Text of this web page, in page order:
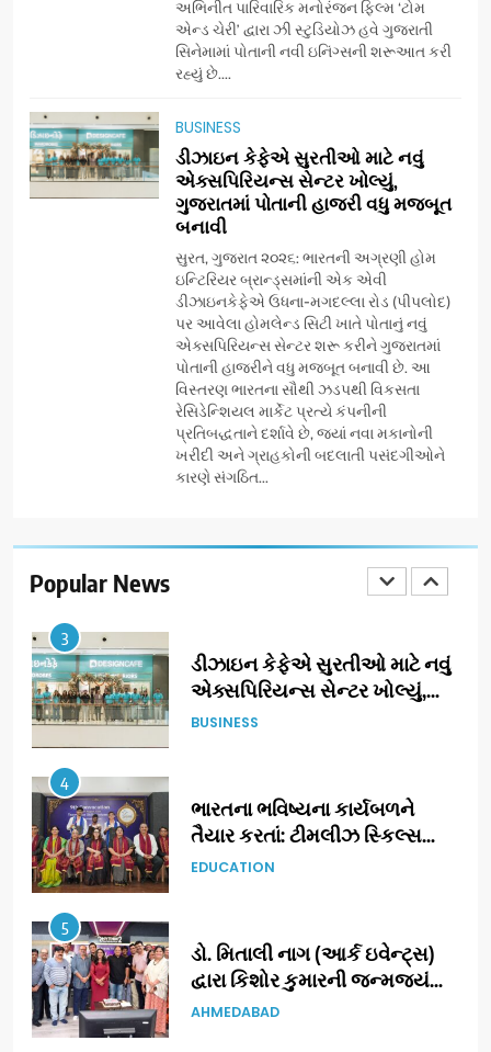
અભિનીત પારિવારિક મનોરંજન ફિલ્મ ‘ટોમ
એન્ડ ચેરી’ દ્વારા ઝી સ્ટુડિયોઝ હવે ગુજરાતી
સિનેમામાં પોતાની નવી ઇનિંગ્સની શરૂઆત કરી
રહ્યું છે....
BUSINESS
ડીઝાઇન કેફેએ સુરતીઓ માટે નવું
એક્સપિરિયન્સ સેન્ટર ખોલ્યું,
ગુજરાતમાં પોતાની હાજરી વધુ મજબૂત
બનાવી
સુરત, ગુજરાત ૨૦૨૬: ભારતની અગ્રણી હોમ
ઇન્ટિરિયર બ્રાન્ડ્સમાંની એક એવી
ડીઝાઇનકેફેએ ઉધના-મગદલ્લા રોડ (પીપલોદ)
પર આવેલા હોમલેન્ડ સિટી ખાતે પોતાનું નવું
એક્સપિરિયન્સ સેન્ટર શરૂ કરીને ગુજરાતમાં
પોતાની હાજરીને વધુ મજબૂત બનાવી છે. આ
વિસ્તરણ ભારતના સૌથી ઝડપથી વિકસતા
રેસિડેન્શિયલ માર્કેટ પ્રત્યે કંપનીની
પ્રતિબદ્ધતાને દર્શાવે છે, જ્યાં નવા મકાનોની
ખરીદી અને ગ્રાહકોની બદલાતી પસંદગીઓને
કારણે સંગઠિત...
Popular News
અમદાવાદમાં યોજાયેલા ‘ઓકલ્ટ
ટેરોટ રીડર પુનિતજી લુલ્લા એ ટેરોટ
કાર્ડ રીડિંગ અંગે માહિતી આપી
AHMEDABAD
8
ગ્લોબલ એક્સેલન્સ ફોરમ દ્વારા
નેશનલ લીડરશિપ કોન્કલેવ તથા
ભારત સમ્માન ૨૦૨૬નો ભવ્ય અને
પ્રતિષ્ઠિત કાર્યક્રમ નવી દિલ્હીમાં
સફળતાપૂર્વક યોજાયો
BUSINESS
ગેટ સેટ ગો રિવ્યુ: ગુજરાતી
સિનેમામાં એક્શન અને રોમાંચનો
એક તદ્દન નવો અને અનોખો
અંદાજ
ENTERTAINMENT
ગ્રાન્ડ એન્ટ્રી: સિદ્ધાર્થ રાંદેરિયાની
‘ટોમ એન્ડ ચેરી’ સાથે નવા યુગની
3
ડીઝાઇન કેફેએ સુરતીઓ માટે નવું
એક્સપિરિયન્સ સેન્ટર ખોલ્યું,
ગુજરાતમાં પોતાની હાજરી વધુ
BUSINESS
4
ભારતના ભવિષ્યના કાર્યબળને
તૈયાર કરતાં: ટીમલીઝ સ્કિલ્સ
યુનિવર્સિટીએ 65 સ્નાતકોને ડિગ્રી
EDUCATION
5
ડો. મિતાલી નાગ (આર્ક ઇવેન્ટ્સ)
દ્વારા કિશોર કુમારની જન્મજયંતિ
નિમિત્તે સંગીતમય શ્રદ્ધાંજલિ
AHMEDABAD